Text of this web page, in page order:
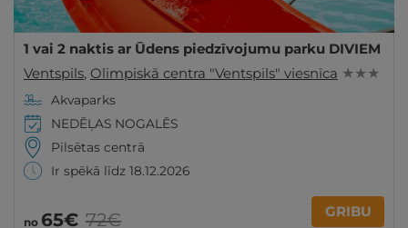
1 vai 2 naktis ar Ūdens piedzīvojumu parku DIVIEM
Ventspils, Olimpiskā centra "Ventspils" viesnīca ★ ★ ★
Akvaparks
NEDĒĻAS NOGALĒS
Pilsētas centrā
Ir spēkā līdz 18.12.2026
no 65€ 72€ GRIBU